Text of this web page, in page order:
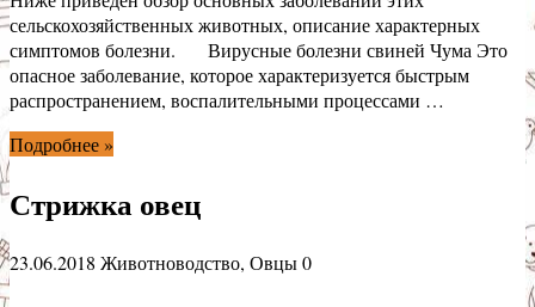
сельскохозяйственных животных, описание характерных
симптомов болезни. Вирусные болезни свиней Чума Это
опасное заболевание, которое характеризуется быстрым
распространением, воспалительными процессами …
Подробнее »
Стрижка овец
23.06.2018 Животноводство, Овцы0